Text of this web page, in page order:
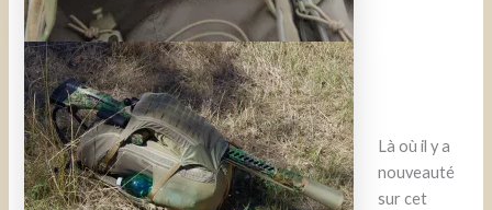
Là où il y a
nouveauté
sur cet